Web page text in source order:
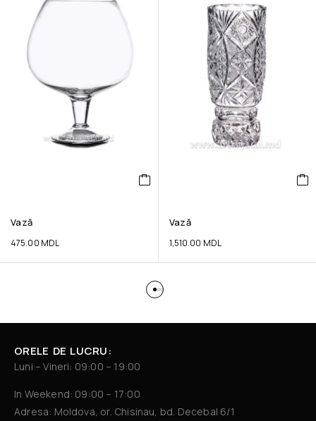
Vază
475.00 MDL
Vază
1,510.00 MDL
ORELE DE LUCRU:
Luni – Vineri: 09:00 – 19:00
In Weekend: 09:00 – 17:00
Adresa: Moldova, or. Chisinau, bd. Decebal 6/1